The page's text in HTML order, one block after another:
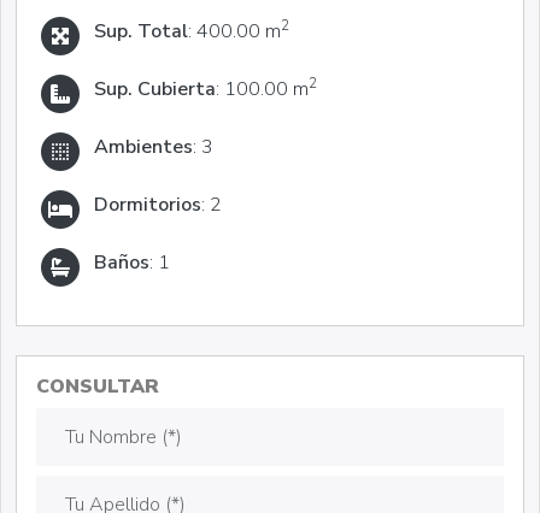
Sup. Total: 400.00 m2
Sup. Cubierta: 100.00 m2
Ambientes: 3
Dormitorios: 2
Baños: 1
CONSULTAR